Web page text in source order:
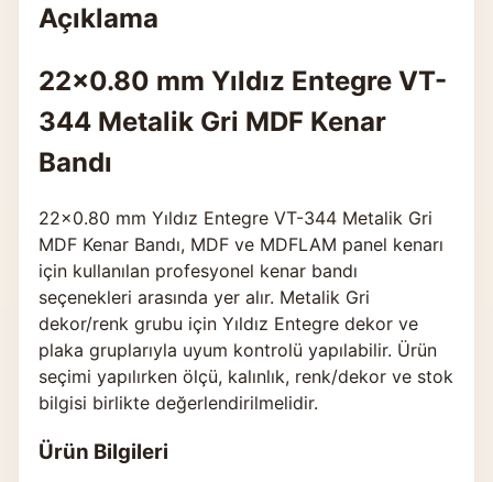
Açıklama
22×0.80 mm Yıldız Entegre VT-
344 Metalik Gri MDF Kenar
Bandı
22×0.80 mm Yıldız Entegre VT-344 Metalik Gri
MDF Kenar Bandı, MDF ve MDFLAM panel kenarı
için kullanılan profesyonel kenar bandı
seçenekleri arasında yer alır. Metalik Gri
dekor/renk grubu için Yıldız Entegre dekor ve
plaka gruplarıyla uyum kontrolü yapılabilir. Ürün
seçimi yapılırken ölçü, kalınlık, renk/dekor ve stok
bilgisi birlikte değerlendirilmelidir.
Ürün Bilgileri